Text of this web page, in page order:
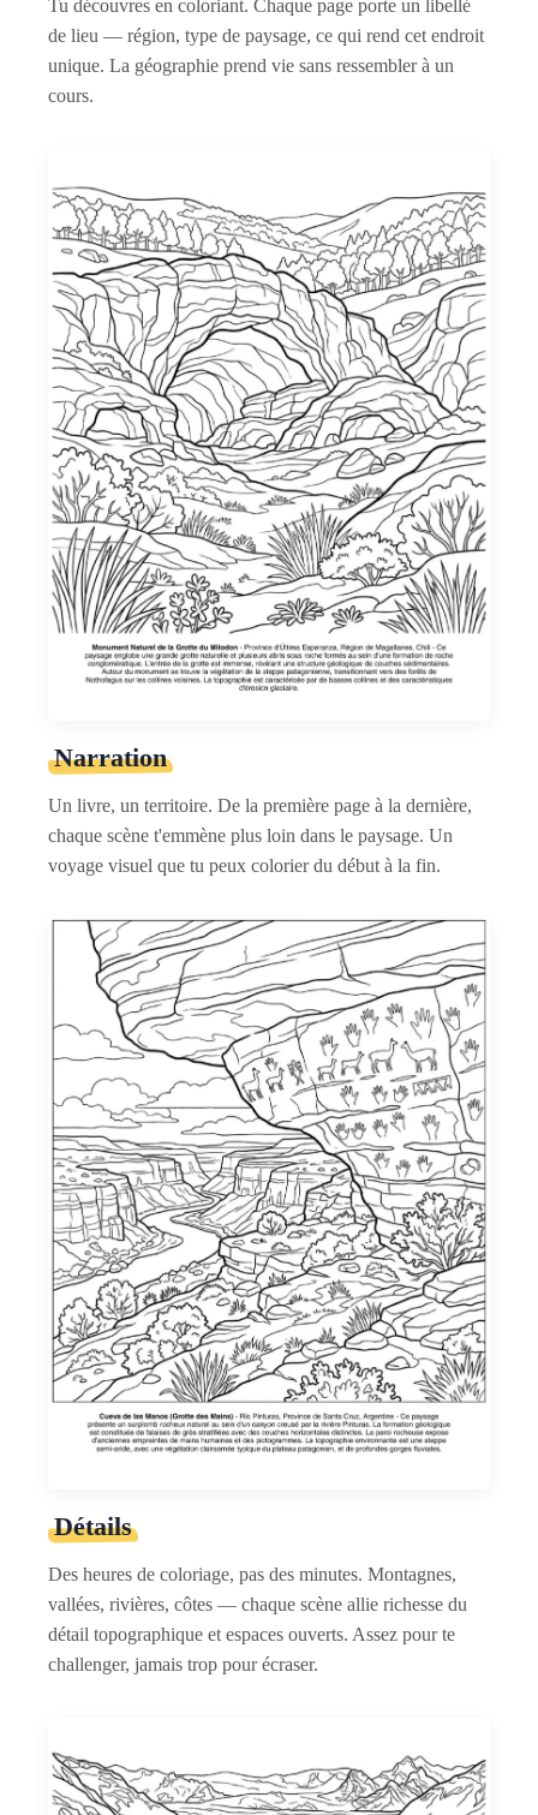
Tu découvres en coloriant. Chaque page porte un libellé
de lieu — région, type de paysage, ce qui rend cet endroit
unique. La géographie prend vie sans ressembler à un
cours.
Narration
Un livre, un territoire. De la première page à la dernière,
chaque scène t'emmène plus loin dans le paysage. Un
voyage visuel que tu peux colorier du début à la fin.
Détails
Des heures de coloriage, pas des minutes. Montagnes,
vallées, rivières, côtes — chaque scène allie richesse du
détail topographique et espaces ouverts. Assez pour te
challenger, jamais trop pour écraser.